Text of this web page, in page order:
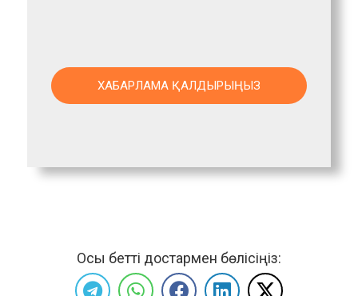
Осы бетті достармен бөлісіңіз: